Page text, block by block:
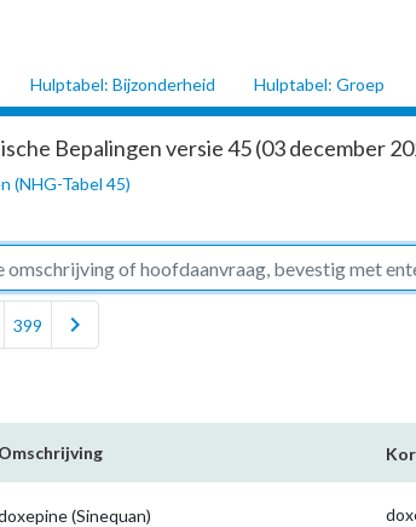
Hulptabel: Bijzonderheid Hulptabel: Groep
Bepalingen versie 45 (03 december
(NHG-Tabel 45)
399 chevron_right
Omschrijving
(Sinequan)